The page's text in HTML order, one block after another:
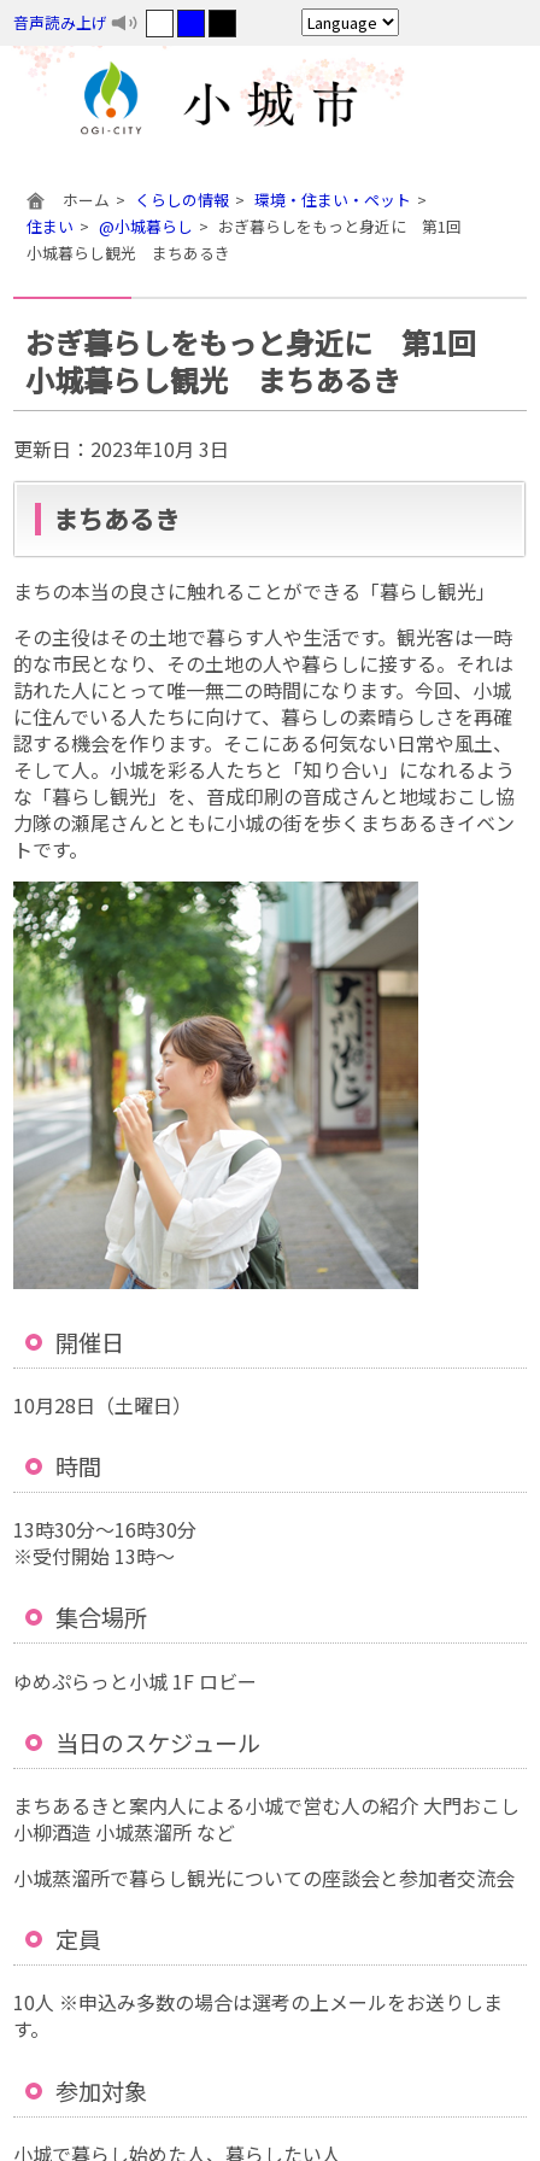
音声読み上げ
ホーム くらしの情報
環境・住まい・ペット
住まい
@小城暮らし
おぎ暮らしをもっと身近に 第1回
小城暮らし観光 まちあるき
おぎ暮らしをもっと身近に 第1回
小城暮らし観光 まちあるき
更新日： 2023年10月 3日
まちあるき
まちの本当の良さに触れることができる「暮らし観光」
その主役はその土地で暮らす人や生活です。観光客は一時
的な市民となり、その土地の人や暮らしに接する。それは
訪れた人にとって唯一無二の時間になります。今回、小城
に住んでいる人たちに向けて、暮らしの素晴らしさを再確
認する機会を作ります。そこにある何気ない日常や風土、
そして人。小城を彩る人たちと「知り合い」になれるよう
な「暮らし観光」を、音成印刷の音成さんと地域おこし協
力隊の瀬尾さんとともに小城の街を歩くまちあるきイベン
トです。
開催日
10月28日（土曜日）
時間
13時30分〜16時30分
※受付開始 13時～
集合場所
ゆめぷらっと小城 1F ロビー
当日のスケジュール
まちあるきと案内人による小城で営む人の紹介 大門おこし
小柳酒造 小城蒸溜所 など
小城蒸溜所で暮らし観光についての座談会と参加者交流会
定員
10人 ※申込み多数の場合は選考の上メールをお送りしま
す。
参加対象
小城で暮らし始めた人、暮らしたい人